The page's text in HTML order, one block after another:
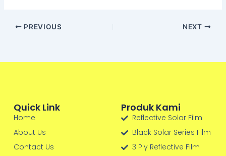
PREVIOUS NEXT
Quick Link
Home
About Us
Contact Us
Produk Kami
Reflective Solar Film
Black Solar Series Film
3 Ply Reflective Film